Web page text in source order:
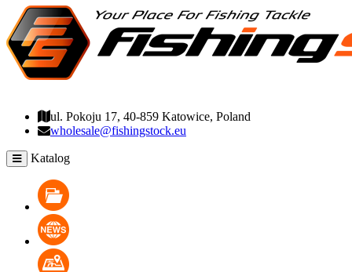
ul. Pokoju 17, 40-859 Katowice, Poland
wholesale@fishingstock.eu
Katalog